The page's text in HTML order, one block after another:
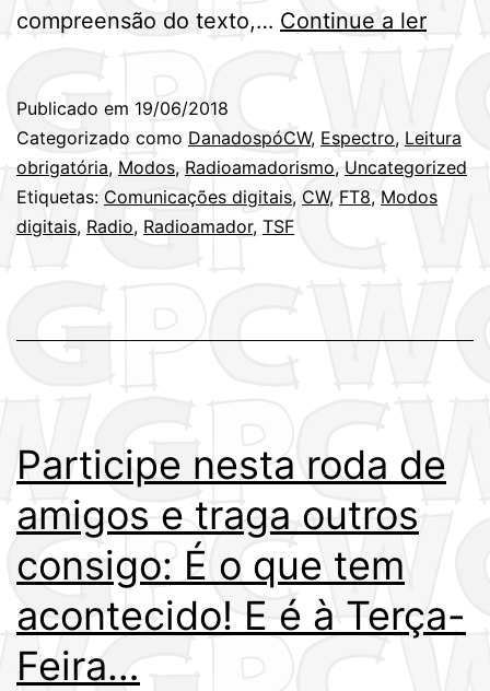
compreensão do texto,… Continue a lerO
K1JT,
o
Publicado em 19/06/2018
Categorizado como DanadospóCW, Espectro, Leitura
obrigatória, Modos, Radioamadorismo, Uncategorized
Etiquetas: Comunicações digitais, CW, FT8, Modos
digitais, Radio, Radioamador, TSF
Participe nesta roda de
amigos e traga outros
consigo: É o que tem
acontecido! E é à Terça-
Feira…